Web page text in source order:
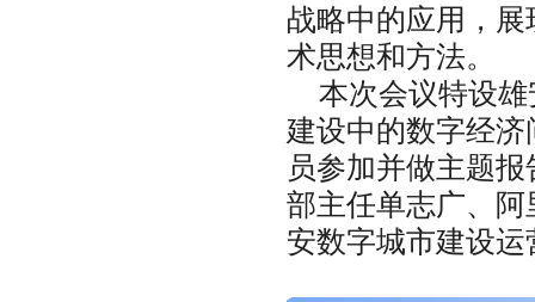
战略中的应用，
术思想和方法。
本次会议特设
建设中的数字经
员参加并做主题
部主任单志广、
安数字城市建设